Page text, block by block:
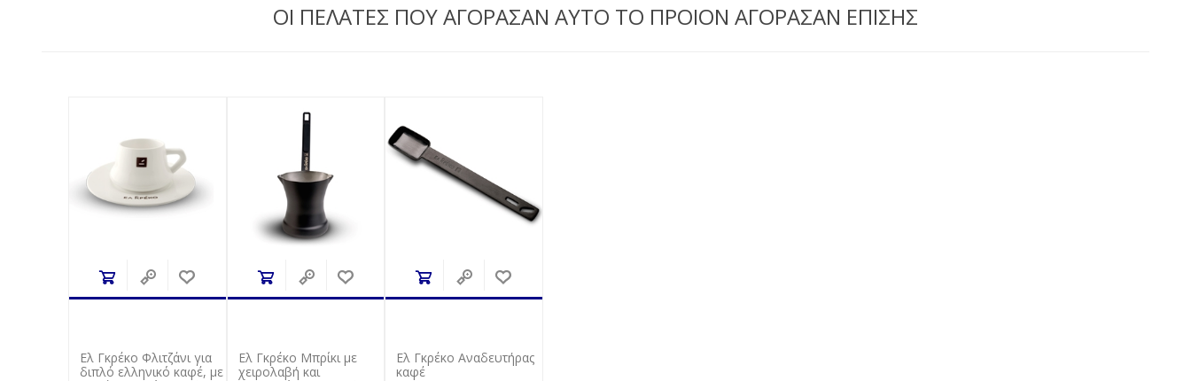
ΟΙ ΠΕΛΑΤΕΣ ΠΟΥ ΑΓΟΡΑΣΑΝ ΑΥΤΟ ΤΟ ΠΡΟΙΟΝ ΑΓΟΡΑΣΑΝ ΕΠΙΣΗΣ
Ελ Γκρέκο Φλιτζάνι για
διπλό ελληνικό καφέ, με
Ελ Γκρέκο Μπρίκι με
χειρολαβή και
Ελ Γκρέκο Αναδευτήρας
καφέ